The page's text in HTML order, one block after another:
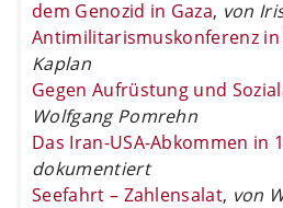
dem Genozid in Gaza, von
Antimilitarismuskonferenz in
Kaplan
Gegen Aufrüstung und
Wolfgang Pomrehn
Das Iran-USA-Abkommen in
dokumentiert
Seefahrt – Zahlensalat, von